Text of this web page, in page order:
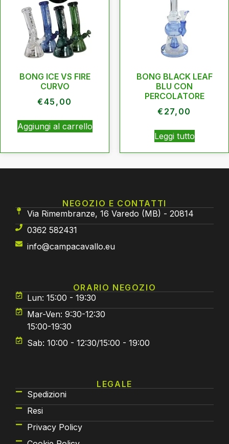
BONG ICE VS FIRE
CURVO
€45,00
Aggiungi al carrello
BONG BLACK LEAF
BLU CON
PERCOLATORE
€ 27,00
Leggi tutto
NEGOZIO E CONTATTI
Via Rimembranze, 16 Varedo (MB) - 20814
0362 582431
info@campacavallo.eu
ORARIO NEGOZIO
Lun: 15:00 - 19:30
Mar-Ven: 9:30-12:30
15:00-19:30
Sab: 10:00 - 12:30/15:00 - 19:00
LEGALE
Spedizioni
Resi
Privacy Policy